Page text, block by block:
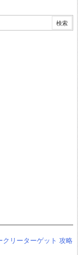
リーターゲット 攻略